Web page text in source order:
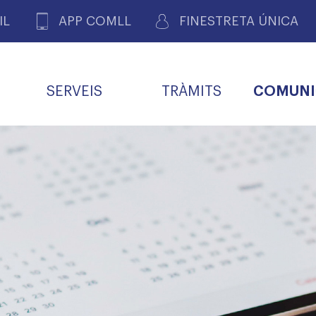
APP COMLL FINESTRETA ÚNICA
SERVEIS TRÀMITS
DE GOVERNI NOVES
BORSA DE FEINA
SERVEIS PER A LES
FAMÍLIES I LA LLAR
FARMACÈUTIQUES
R
COL·LEGIAT
TALONARIS
Metges
Assistència